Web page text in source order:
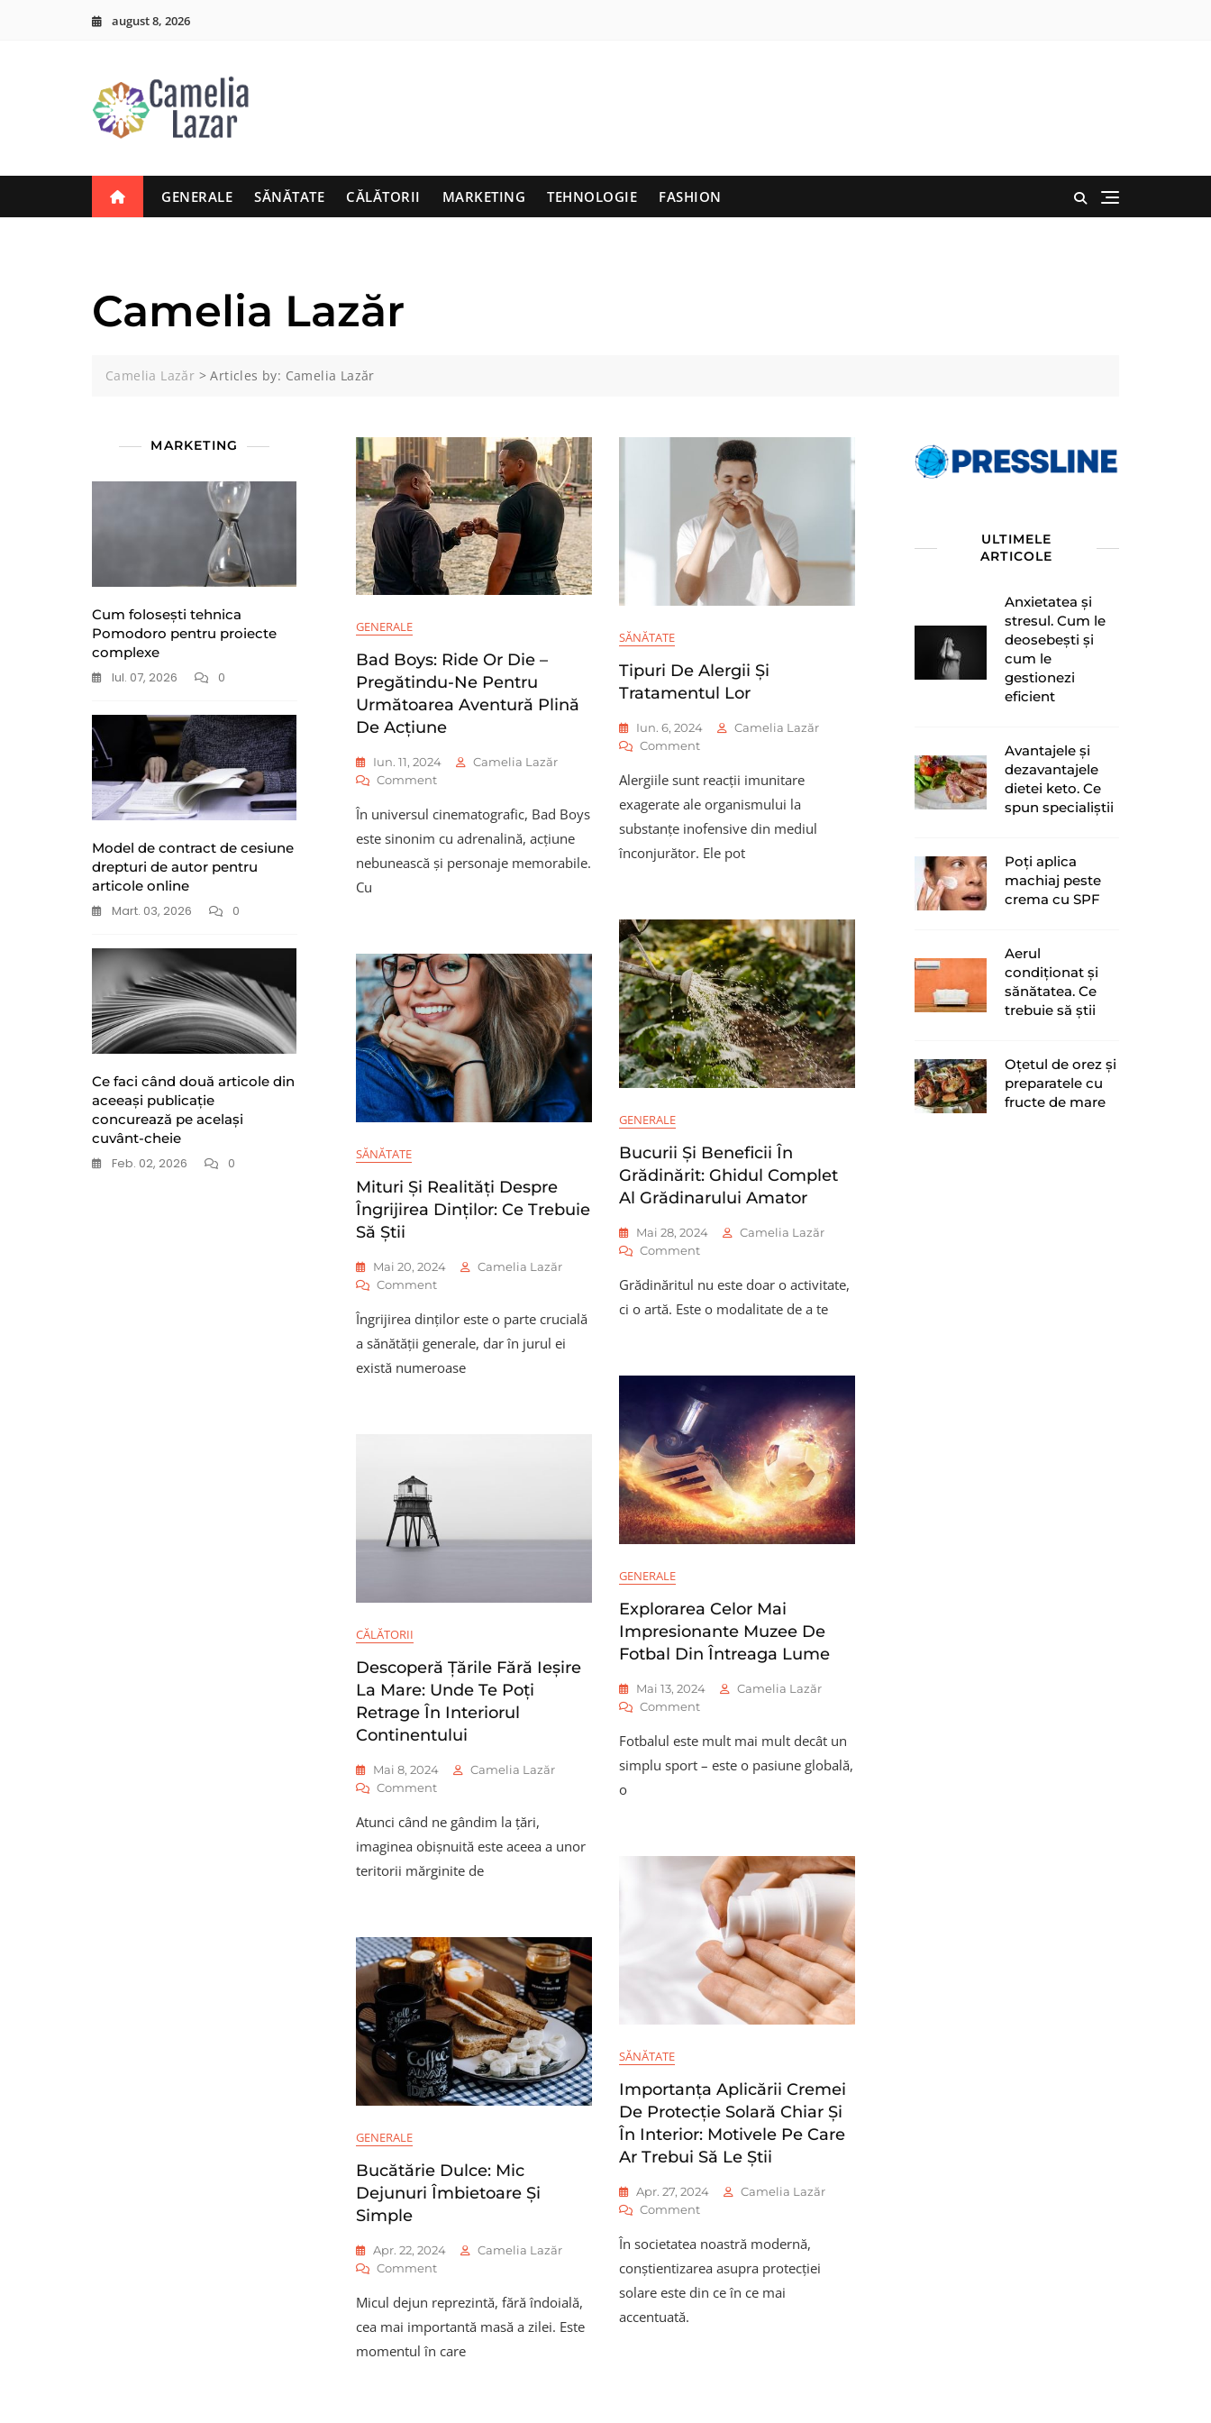
august 8, 2026
GENERALE SĂNĂTATE CĂLĂTORII MARKETING TEHNOLOGIE FASHION
Camelia Lazăr
Camelia Lazăr >Articles by: Camelia Lazăr
MARKETING
Cum folosești tehnica
Pomodoro pentru proiecte
complexe
Iul. 07, 2026
0
Model de contract de cesiune
drepturi de autor pentru
articole online
Mart. 03, 2026
0
Ce faci când două articole din
aceeași publicație
concurează pe același
cuvânt-cheie
Feb. 02, 2026
0
GENERALE
Bad Boys: Ride Or Die –
Pregătindu-Ne Pentru
Următoarea Aventură Plină
De Acțiune
Iun. 11, 2024
Camelia Lazăr
CommentOn
Boys:
Die
Următoarea
Aventură
Plină
De
Acțiune
În universul cinematografic, Bad Boys
este sinonim cu adrenalină, acțiune
nebunească și personaje memorabile.
Cu
SĂNĂTATE
Tipuri De Alergii Și
Tratamentul Lor
Iun. 6, 2024
Camelia Lazăr
CommentOn
De
Tratamentul
Lor
Alergiile sunt reacții imunitare
exagerate ale organismului la
substanțe inofensive din mediul
înconjurător. Ele pot
GENERALE
Bucurii Și Beneficii În
Grădinărit: Ghidul Complet
Al Grădinarului Amator
Mai 28, 2024
Camelia Lazăr
CommentOn
Și
Beneficii
Complet
Al
Grădinarului
Amator
Grădinăritul nu este doar o activitate,
ci o artă. Este o modalitate de a te
SĂNĂTATE
Mituri Și Realități Despre
Îngrijirea Dinților: Ce Trebuie
Să Știi
Mai 20, 2024
Camelia Lazăr
CommentOn
Și
Realități
Îngrijirea
Îngrijirea dinților este o parte crucială
a sănătății generale, dar în jurul ei
există numeroase
GENERALE
Explorarea Celor Mai
Impresionante Muzee De
Fotbal Din Întreaga Lume
Mai 13, 2024
Camelia Lazăr
CommentOn
Celor
Impresionante
Întreaga
Lume
Fotbalul este mult mai mult decât un
simplu sport – este o pasiune globală,
o
CĂLĂTORII
Descoperă Ţările Fără Ieșire
La Mare: Unde Te Poți
Retrage În Interiorul
Continentului
Mai 8, 2024
Camelia Lazăr
CommentOn
Ţările
Fără
Ieșire
La
Poți
Retrage
În
Interiorul
Continentului
Atunci când ne gândim la ţări,
imaginea obișnuită este aceea a unor
teritorii mărginite de
SĂNĂTATE
Importanța Aplicării Cremei
De Protecție Solară Chiar Și
În Interior: Motivele Pe Care
Ar Trebui Să Le Știi
Apr. 27, 2024
Camelia Lazăr
CommentOn
Aplicării
Protecție
În societatea noastră modernă,
conștientizarea asupra protecției
solare este din ce în ce mai
accentuată.
GENERALE
Bucătărie Dulce: Mic
Dejunuri Îmbietoare Și
Simple
Apr. 22, 2024
Camelia Lazăr
CommentOn
Dulce:
Mic
Îmbietoare
Micul dejun reprezintă, fără îndoială,
cea mai importantă masă a zilei. Este
momentul în care
ULTIMELE
ARTICOLE
Anxietatea și
stresul. Cum le
deosebești și
cum le
gestionezi
eficient
Avantajele și
dezavantajele
dietei keto. Ce
spun specialiștii
Poți aplica
machiaj peste
crema cu SPF
Aerul
condiționat și
sănătatea. Ce
trebuie să știi
Oțetul de orez și
preparatele cu
fructe de mare